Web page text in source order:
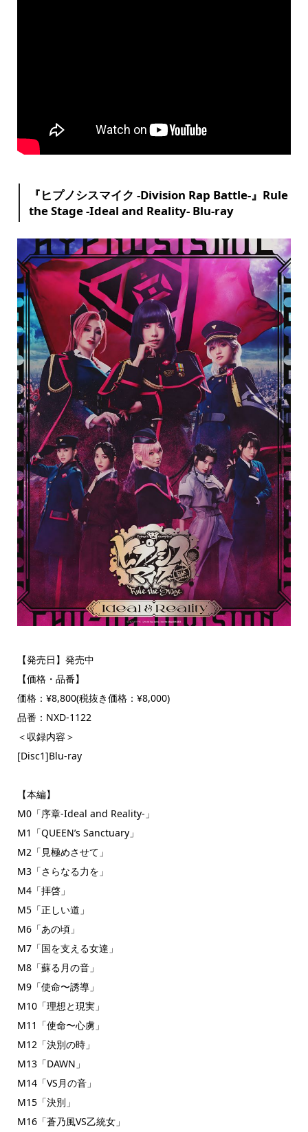
『ヒプノシスマイク -Division Rap Battle-』Rule
the Stage -Ideal and Reality- Blu-ray
【発売日】発売中
【価格・品番】
価格：¥8,800(税抜き価格：¥8,000)
品番：NXD-1122
＜収録内容＞
[Disc1]Blu-ray
【本編】
M0「序章-Ideal and Reality-」
M1「QUEEN’s Sanctuary」
M2「見極めさせて」
M3「さらなる力を」
M4「拝啓」
M5「正しい道」
M6「あの頃」
M7「国を支える女達」
M8「蘇る月の音」
M9「使命〜誘導」
M10「理想と現実」
M11「使命〜心虜」
M12「決別の時」
M13「DAWN」
M14「VS月の音」
M15「決別」
M16「蒼乃風VS乙統女」